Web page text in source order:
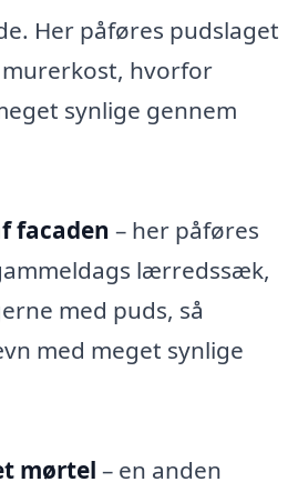
Her påføres pudslaget
hvorfor
synlige gennem
facaden – her påføres
lærredssæk,
med puds, så
med meget synlige
mørtel – en anden